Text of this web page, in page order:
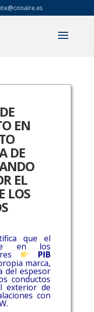
EN
DE
EL
LOS
que el
en los
PIB
marca,
del espesor
conductos
exterior de
con